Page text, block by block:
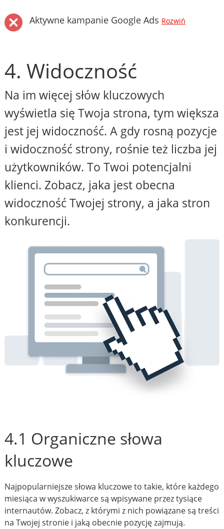
Aktywne kampanie Google Ads Rozwiń
4. Widoczność
Na im więcej słów kluczowych
wyświetla się Twoja strona, tym większa
jest jej widoczność. A gdy rosną pozycje
i widoczność strony, rośnie też liczba jej
użytkowników. To Twoi potencjalni
klienci. Zobacz, jaka jest obecna
widoczność Twojej strony, a jaka stron
konkurencji.
4.1 Organiczne słowa
kluczowe
Najpopularniejsze słowa kluczowe to takie, które każdego
miesiąca w wyszukiwarce są wpisywane przez tysiące
internautów. Zobacz, z którymi z nich powiązane są treści
na Twojej stronie i jaką obecnie pozycję zajmują.